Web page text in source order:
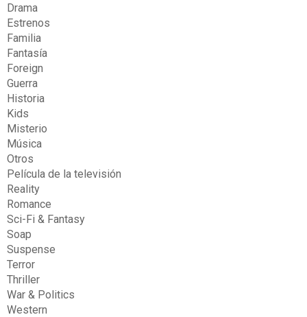
Drama
Estrenos
Familia
Fantasía
Foreign
Guerra
Historia
Kids
Misterio
Música
Otros
Película de la televisión
Reality
Romance
Sci-Fi & Fantasy
Soap
Suspense
Terror
Thriller
War & Politics
Western